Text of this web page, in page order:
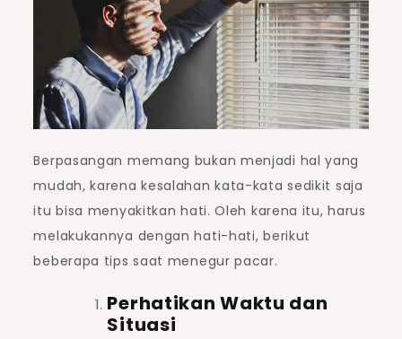
Berpasangan memang bukan menjadi hal yang
mudah, karena kesalahan kata-kata sedikit saja
itu bisa menyakitkan hati. Oleh karena itu, harus
melakukannya dengan hati-hati, berikut
beberapa tips saat menegur pacar.
Perhatikan Waktu dan
Situasi